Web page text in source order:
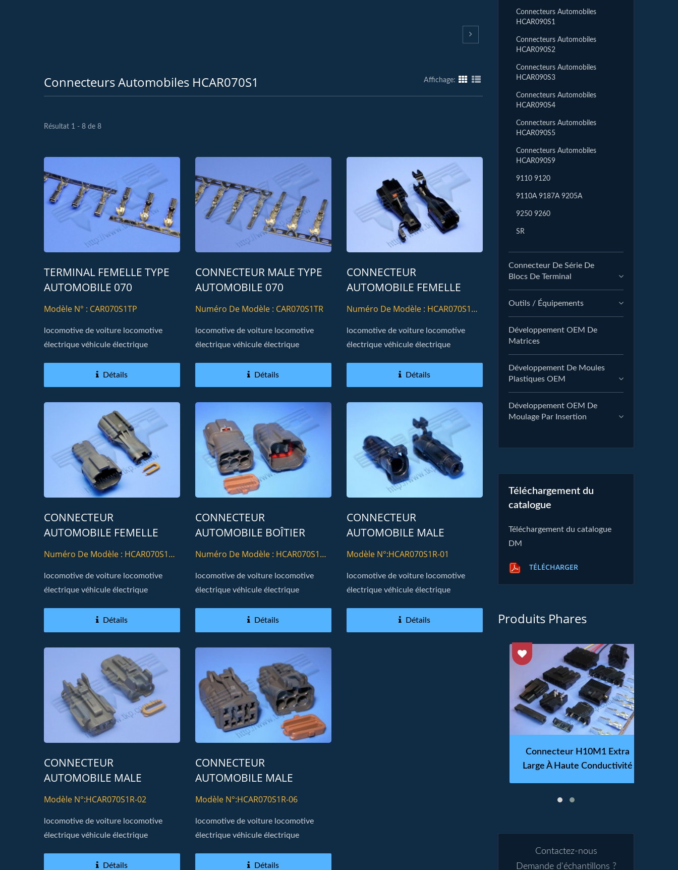
Connecteurs Automobiles HCAR070S1 Affichage:
Résultat 1 - 8 de 8
TERMINAL FEMELLE TYPE
AUTOMOBILE 070
Modèle N° : CAR070S1TP
locomotive de voiture locomotive
électrique véhicule électrique
Détails
CONNECTEUR MALE TYPE
AUTOMOBILE 070
Numéro De Modèle : CAR070S1TR
locomotive de voiture locomotive
électrique véhicule électrique
Détails
CONNECTEUR
AUTOMOBILE FEMELLE
BOÎTIER 070 TYPE 01PIN
Numéro De Modèle : HCAR070S1P-
locomotive de voiture locomotive
électrique véhicule électrique
Détails
CONNECTEUR
AUTOMOBILE FEMELLE
BOÎTIER 070 TYPE 02PIN
Numéro De Modèle : HCAR070S1P-
locomotive de voiture locomotive
électrique véhicule électrique
Détails
CONNECTEUR
AUTOMOBILE BOÎTIER
FEMELLE TYPE 070 06PIN
Numéro De Modèle : HCAR070S1P-
locomotive de voiture locomotive
électrique véhicule électrique
Détails
CONNECTEUR
AUTOMOBILE MALE
LOGEMENT 070 TYPE
Modèle N°:HCAR070S1R-01
locomotive de voiture locomotive
électrique véhicule électrique
Détails
CONNECTEUR
AUTOMOBILE MALE
LOGEMENT 070 TYPE
Modèle N°:HCAR070S1R-02
locomotive de voiture locomotive
électrique véhicule électrique
Détails
CONNECTEUR
AUTOMOBILE MALE
LOGEMENT 070 TYPE
Modèle N°:HCAR070S1R-06
locomotive de voiture locomotive
électrique véhicule électrique
Détails
Connecteurs Automobiles
HCAR090S1
Connecteurs Automobiles
HCAR090S2
Connecteurs Automobiles
HCAR090S3
Connecteurs Automobiles
HCAR090S4
Connecteurs Automobiles
HCAR090S5
Connecteurs Automobiles
HCAR090S9
9110 9120
9110A 9187A 9205A
9250 9260
SR
Connecteur De Série De
Blocs De Terminal
Outils / Équipements
Développement OEM De
Matrices
Développement De Moules
Plastiques OEM
Développement OEM De
Moulage Par Insertion
Téléchargement du
catalogue
Téléchargement du catalogue
DM
TÉLÉCHARGER
Produits Phares
Lumière De Voiture H20M5
Large À Haute Conductivité
Connecteur H10M1 Extra
Large À Haute Conductivité
Contactez-nous
Demande d'échantillons ?